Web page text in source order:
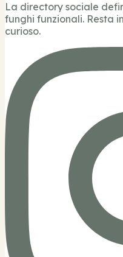
La directory sociale
funghi funzionali. Resta
curioso.